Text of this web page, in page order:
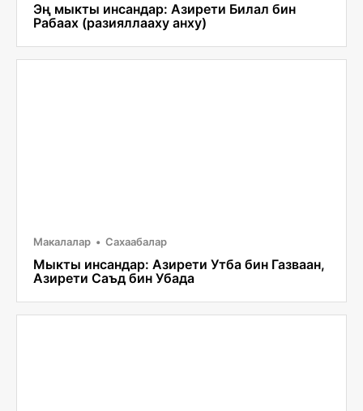
Эң мыкты инсандар: Азирети Билал бин
Рабаах (разияллааху анху)
Макалалар Сахаабалар
Мыкты инсандар: Азирети Утба бин Газваан,
Азирети Саъд бин Убада